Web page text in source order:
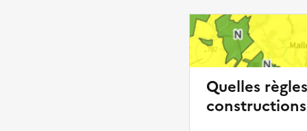
Quelles